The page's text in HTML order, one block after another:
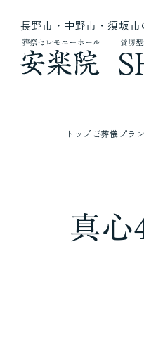
長野市・中野市・須坂市
トップ ご葬儀プラン
真心